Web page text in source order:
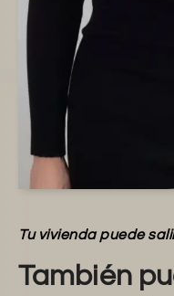
Tu vivienda puede
También